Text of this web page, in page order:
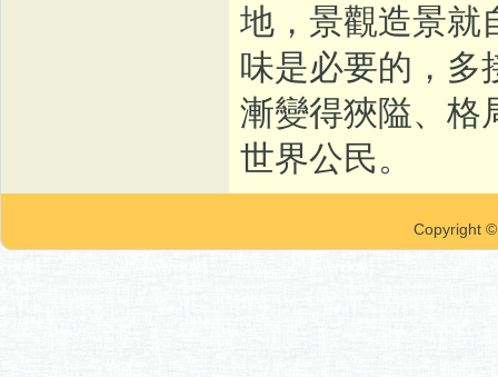
地，景觀造景就
味是必要的，多
漸變得狹隘、格
世界公民。
Copyright